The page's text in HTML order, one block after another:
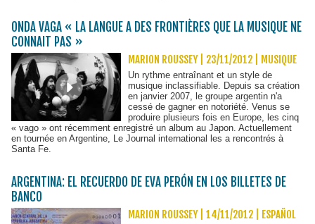
ONDA VAGA « LA LANGUE A DES FRONTIÈRES QUE LA MUSIQUE NE
CONNAIT PAS »
MARION ROUSSEY | 23/11/2012 MUSIQUE
Un rythme entraînant et un style de
musique inclassifiable. Depuis sa création
en janvier 2007, le groupe argentin n'a
cessé de gagner en notoriété. Venus se
produire plusieurs fois en Europe, les cinq
« vago » ont récemment enregistré un album au Japon. Actuellement
en tournée en Argentine, Le Journal international les a rencontrés à
Santa Fe.
ARGENTINA: EL RECUERDO DE EVA PERÓN EN LOS BILLETES DE
BANCO
MARION ROUSSEY | 14/11/2012 ESPAÑOL